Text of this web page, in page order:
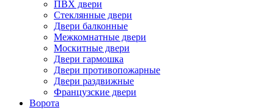
ПВХ двери
Стеклянные двери
Двери балконные
Межкомнатные двери
Москитные двери
Двери гармошка
Двери противопожарные
Двери раздвижные
Французские двери
Ворота